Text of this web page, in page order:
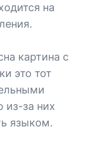
на
картина с
это тот
из-за них
языком.